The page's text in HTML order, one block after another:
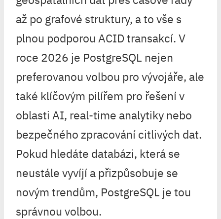
až po grafové struktury, a to vše s
plnou podporou ACID transakcí. V
roce 2026 je PostgreSQL nejen
preferovanou volbou pro vývojáře, ale
také klíčovým pilířem pro řešení v
oblasti AI, real-time analytiky nebo
bezpečného zpracování citlivých dat.
Pokud hledáte databázi, která se
neustále vyvíjí a přizpůsobuje se
novým trendům, PostgreSQL je tou
správnou volbou.